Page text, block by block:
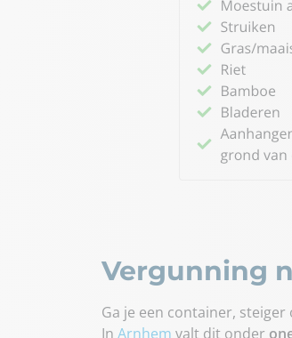
Vergunning
Ga je een container, steiger
In Arnhem valt dit onder